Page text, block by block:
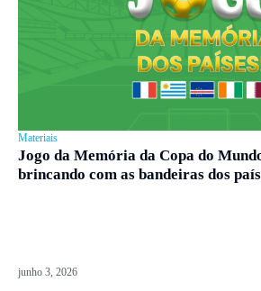
Materiais
Jogo da Memória da Copa do
brincando com as bandeiras dos
junho 3, 2026